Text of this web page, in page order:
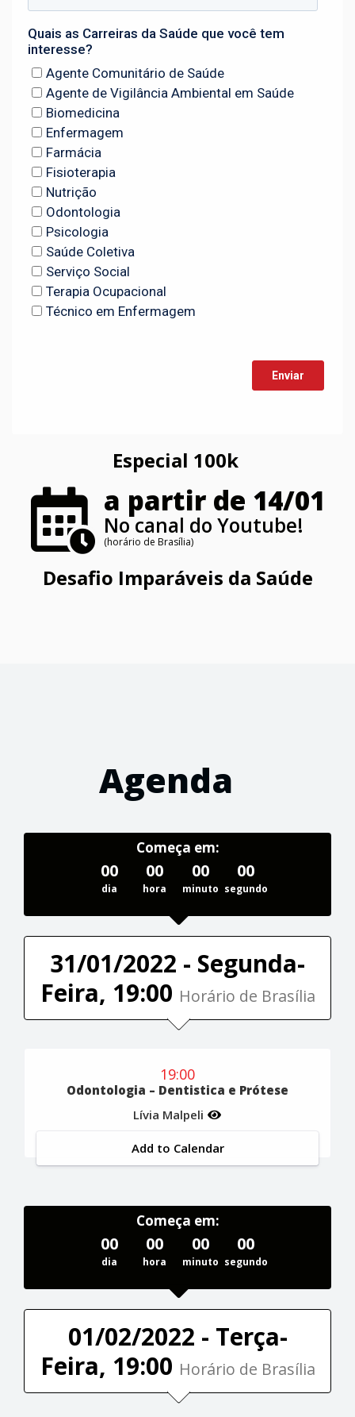
Especial 100k
a partir de 14/01
No canal do Youtube!
(horário de Brasília)
Desafio Imparáveis da Saúde
Agenda
Começa em:
00
dia
00
hora
00
minuto
00
segundo
31/01/2022 - Segunda-
Feira, 19:00 Horário de Brasília
19:00
Odontologia – Dentistica e Prótese
Lívia Malpeli
Add to Calendar
Começa em:
00
dia
00
hora
00
minuto
00
segundo
01/02/2022 - Terça-
Feira, 19:00 Horário de Brasília